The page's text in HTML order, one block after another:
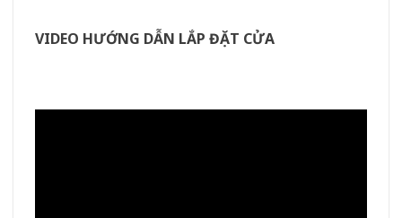
VIDEO HƯỚNG DẪN LẮP ĐẶT CỬA